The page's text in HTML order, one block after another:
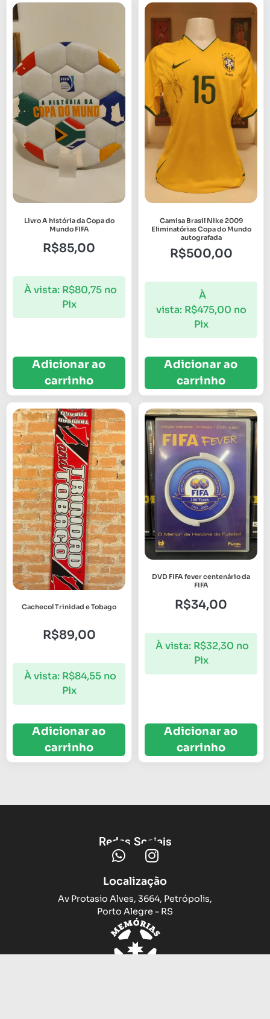
Livro A história da Copa do
Mundo FIFA
R$85,00
À vista: R$80,75 no
Pix
Adicionar ao
carrinho
Camisa Brasil Nike 2009
Eliminatórias Copa do Mundo
autografada
R$500,00
À
vista: R$475,00 no
Pix
Adicionar ao
carrinho
Cachecol Trinidad e Tobago
R$89,00
À vista: R$84,55 no
Pix
Adicionar ao
carrinho
DVD FIFA fever centenário da
FIFA
R$34,00
À vista: R$32,30 no
Pix
Adicionar ao
carrinho
Redes Sociais
Localização
Av Protasio Alves, 3664, Petrópolis,
Porto Alegre - RS